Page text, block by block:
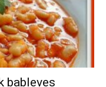
bableves